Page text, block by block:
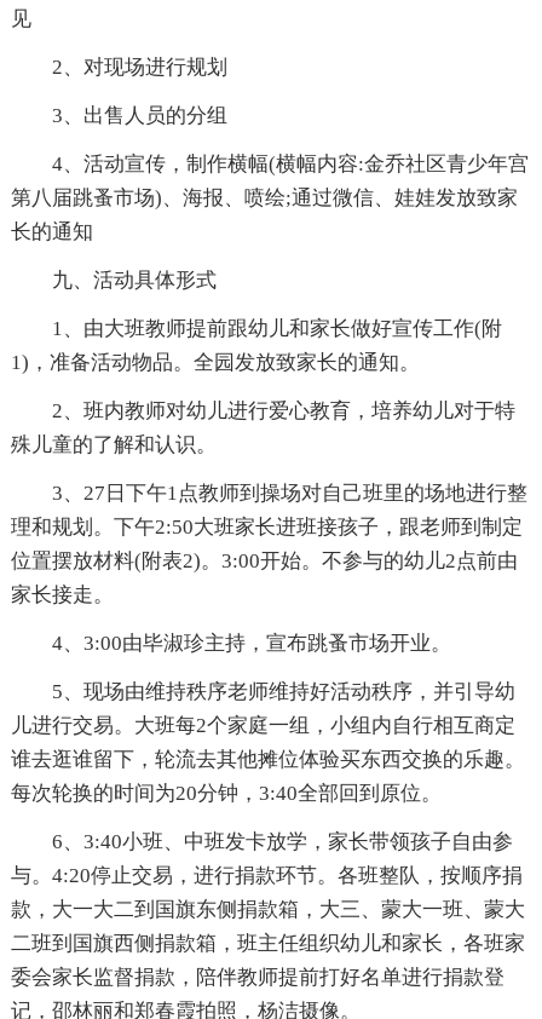
见
2、对现场进行规划
3、出售人员的分组
4、活动宣传，制作横幅(横幅内容:金乔社区青少年宫
第八届跳蚤市场)、海报、喷绘;通过微信、娃娃发放致家
长的通知
九、活动具体形式
1、由大班教师提前跟幼儿和家长做好宣传工作(附
1)，准备活动物品。全园发放致家长的通知。
2、班内教师对幼儿进行爱心教育，培养幼儿对于特
殊儿童的了解和认识。
3、27日下午1点教师到操场对自己班里的场地进行整
理和规划。下午2:50大班家长进班接孩子，跟老师到制定
位置摆放材料(附表2)。3:00开始。不参与的幼儿2点前由
家长接走。
4、3:00由毕淑珍主持，宣布跳蚤市场开业。
5、现场由维持秩序老师维持好活动秩序，并引导幼
儿进行交易。大班每2个家庭一组，小组内自行相互商定
谁去逛谁留下，轮流去其他摊位体验买东西交换的乐趣。
每次轮换的时间为20分钟，3:40全部回到原位。
6、3:40小班、中班发卡放学，家长带领孩子自由参
与。4:20停止交易，进行捐款环节。各班整队，按顺序捐
款，大一大二到国旗东侧捐款箱，大三、蒙大一班、蒙大
二班到国旗西侧捐款箱，班主任组织幼儿和家长，各班家
委会家长监督捐款，陪伴教师提前打好名单进行捐款登
记，邵林丽和郑春霞拍照，杨洁摄像。